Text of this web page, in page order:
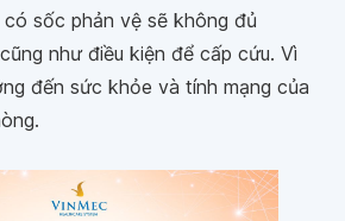
sốc phản vệ sẽ không đủ
như điều kiện để cấp cứu. Vì
đến sức khỏe và tính mạng của